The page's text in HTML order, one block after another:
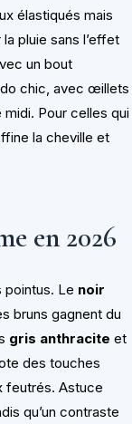
élastiqués mais
pluie sans l’effet
un bout
chic, avec œillets
Pour celles qui
la cheville et
en 2026
pointus. Le noir
bruns gagnent du
gris anthracite et
des touches
feutrés. Astuce
qu’un contraste